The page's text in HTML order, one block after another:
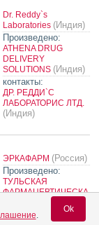
Dr. Reddy`s
Laboratories (Индия)
Произведено:
ATHENA DRUG
DELIVERY
SOLUTIONS (Индия)
контакты:
ДР. РЕДДИ`С
ЛАБОРАТОРИС ЛТД.
(Индия)
ЭРКАФАРМ (Россия)
Произведено:
ТУЛЬСКАЯ
ФАРМАЦЕВТИЧЕСКА
.
Ok